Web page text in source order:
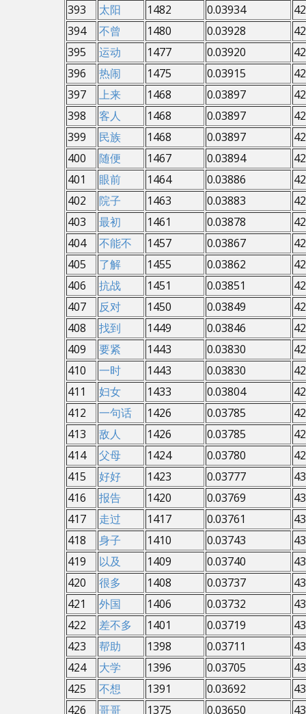
393
太阳 1482 0.03934
394
不曾 1480 0.03928
395
运动 1477 0.03920
396
热闹 1475 0.03915
397
上来 1468 0.03897
398
客人 1468 0.03897
399
民族 1468 0.03897
400
随便 1467 0.03894
401
眼前 1464 0.03886
402
院子 1463 0.03883
403
最初 1461 0.03878
404
不能不 1457 0.03867
405
了解 1455 0.03862
406
抗战 1451 0.03851
407
反对 1450 0.03849
408
找到 1449 0.03846
409
要紧 1443 0.03830
410
一时 1443 0.03830
411
妇女 1433 0.03804
412
一句话 1426 0.03785
413
敌人 1426 0.03785
414
父母 1424 0.03780
415
好好 1423 0.03777
416
报告 1420 0.03769
417
走过 1417 0.03761
418
身子 1410 0.03743
419
以及 1409 0.03740
420
很多 1408 0.03737
421
外国 1406 0.03732
422
差不多 1401 0.03719
423
帮助 1398 0.03711
424
大学 1396 0.03705
425
不想 1391 0.03692
426
哥哥 1375 0.03650